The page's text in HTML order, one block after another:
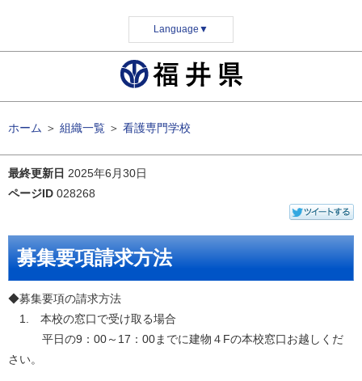
Language ▼
ホーム ＞ 組織一覧 ＞ 看護専門学校
最終更新日 2025年6月30日
ページID 028268
募集要項請求方法
◆募集要項の請求方法
1. 本校の窓口で受け取る場合
平日の9：00～17：00までに建物４Fの本校窓口お越しくだ
さい。